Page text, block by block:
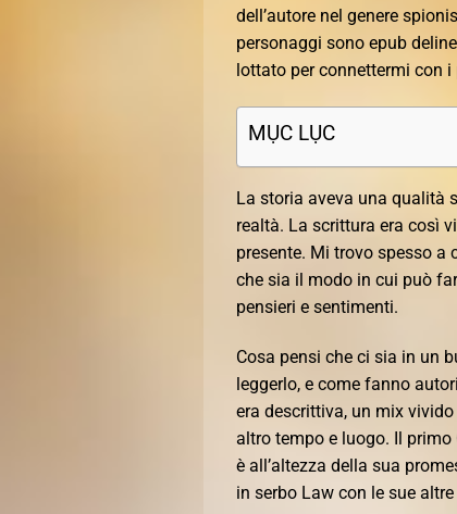
dell’autore nel genere
personaggi sono epub
lottato per connettermi con
MỤC LỤC
La storia aveva una qualità
realtà. La scrittura era così
presente. Mi trovo spesso a
che sia il modo in cui può
pensieri e sentimenti.
Cosa pensi che ci sia in un
leggerlo, e come fanno
era descrittiva, un mix
altro tempo e luogo. Il
è all’altezza della sua
in serbo Law con le sue altre